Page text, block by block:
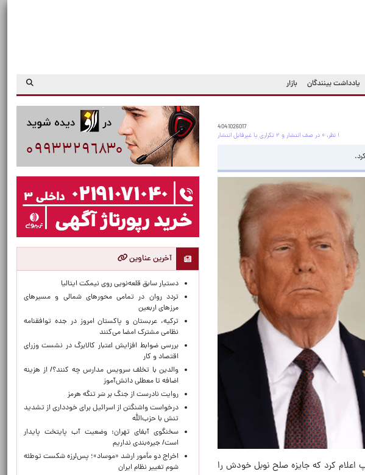
یادداشت بینندگان بازار
4041026017
۱ نظر، ۰ در صف انتشار و ۲ تکراری یا غیرقابل انتشار
اعلام کرد که جایزه صلح نوبل خودش را
آخرین عناوین
دستیار سابق قلعه‌نویی روی نیمکت ایتالیا
تردد روان در تمامی محورهای شمالی و مسیرهای
مرزهای اربعین
ترکیه، عربستان و پاکستان امروز در جده توافقنامه
نظامی مشترک امضا می‌کنند
بررسی ضوابط افزایش اعتبار کالابرگ در نشست وزرای
اقتصاد و کار
والدین با تخلف سرویس مدارس چه کنند؟/ از هزینه
اضافه تا معطلی دانش‌آموز
روایت نادرست از جنگ بر سَر تنگه هرمز
درخواست واشنگتن از اسرائیل برای خودداری از تشدید
تنش با حزب‌الله
سخنگوی آبفای تهران: وضعیت آب پایتخت پایدار
است/ جیره‌بندی نداریم
اخراج دو مأمور ارشد «موساد»؛ پس‌لرزه شکست توطئه
شوم تغییر نظام ایران